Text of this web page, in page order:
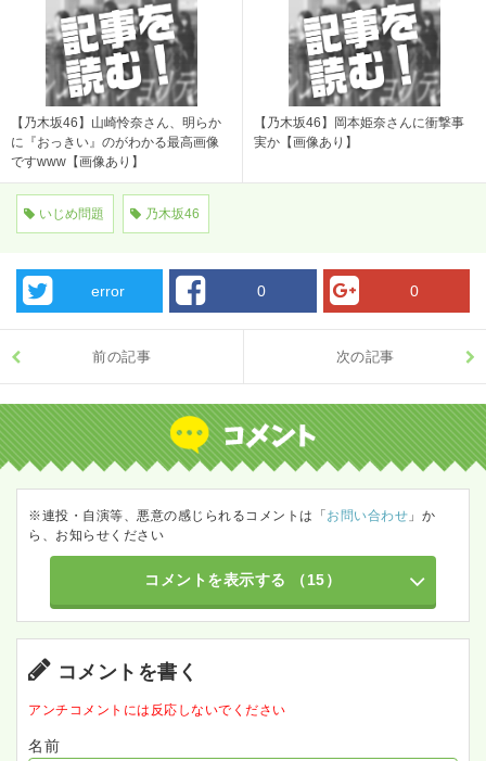
【乃木坂46】山崎怜奈さん、明らか
に『おっきい』のがわかる最高画像
ですwww【画像あり】
【乃木坂46】岡本姫奈さんに衝撃事
実か【画像あり】
いじめ問題 乃木坂46
error 0 0
前の記事 次の記事
※連投・自演等、悪意の感じられるコメントは「 お問い合わせ 」か
ら、お知らせください
コメントを表示する （15）
コメントを書く
アンチコメントには反応しないでください
名前